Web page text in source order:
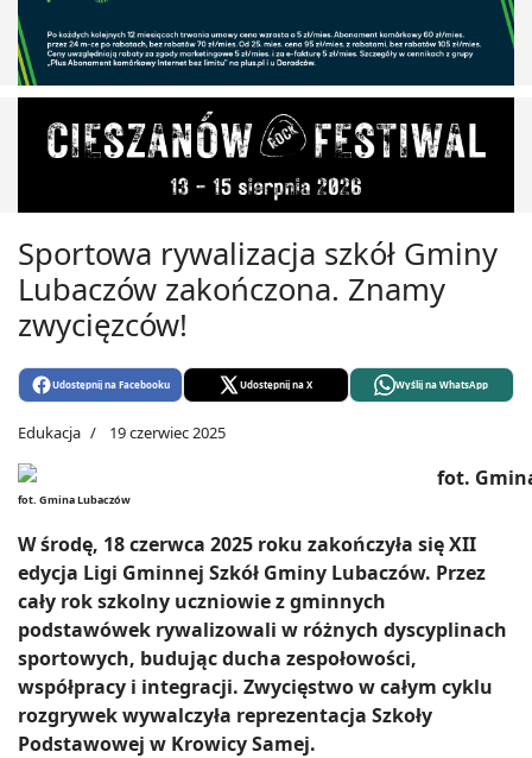
Sportowa rywalizacja szkół Gminy
Lubaczów zakończona. Znamy
zwycięzców!
Udostępnij na Facebooku Udostępnij na X Wyślij na WhatsApp
Edukacja 19 czerwiec 2025
fot. Gmina Lubaczów
W środę, 18 czerwca 2025 roku zakończyła się XII
edycja Ligi Gminnej Szkół Gminy Lubaczów. Przez
cały rok szkolny uczniowie z gminnych
podstawówek rywalizowali w różnych dyscyplinach
sportowych, budując ducha zespołowości,
współpracy i integracji. Zwycięstwo w całym cyklu
rozgrywek wywalczyła reprezentacja Szkoły
Podstawowej w Krowicy Samej.